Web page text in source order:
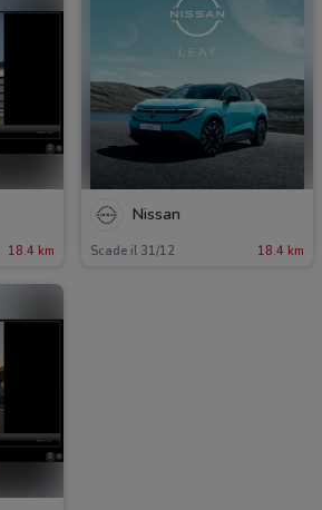
18.4 km
Nissan
Scade il 31/12 18.4 km